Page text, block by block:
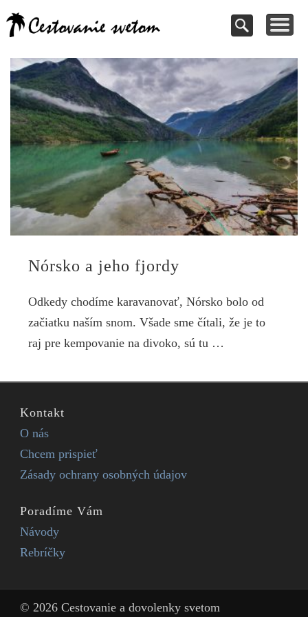
Cestovanie a
dovolenky
svetom
DOVOLENKY Cestujte s nami
VAŠE PRÍSPEVKY Inšpirujte sa
TIPY NA VÝLETY Kde vycestovať
NÁVODY Pomoc pri rezervácii
Nórsko a jeho fjordy
Odkedy chodíme karavanovať, Nórsko bolo od
začiatku naším snom. Všade sme čítali, že je to
raj pre kempovanie na divoko, sú tu …
Kontakt
O nás
Chcem prispieť
Zásady ochrany osobných údajov
Poradíme Vám
Návody
Rebríčky
© 2026 Cestovanie a dovolenky svetom